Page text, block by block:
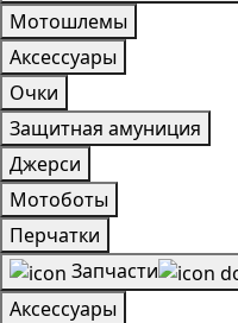
Мотошлемы
Аксессуары
Очки
Защитная амуниция
Джерси
Мотоботы
Перчатки
Запчасти
Аксессуары